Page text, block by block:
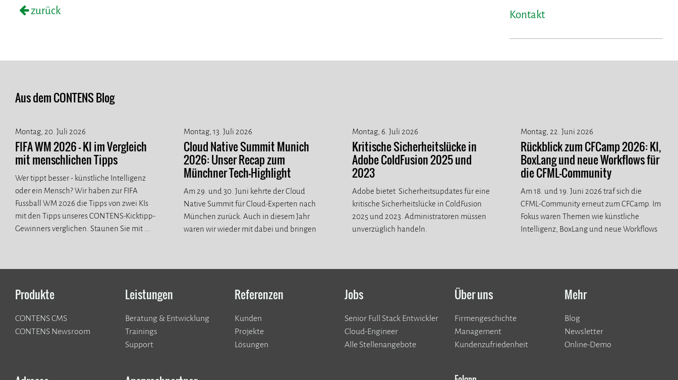
zurück
Kontakt
Aus dem CONTENS Blog
Montag, 20. Juli 2026
FIFA WM 2026 - KI im Vergleich
mit menschlichen Tipps
Wer tippt besser - künstliche Intelligenz
oder ein Mensch? Wir haben zur FIFA
Fussball WM 2026 die Tipps von zwei KIs
mit den Tipps unseres CONTENS-Kicktipp-
Gewinners verglichen. Staunen Sie mit ...
Montag, 13. Juli 2026
Cloud Native Summit Munich
2026: Unser Recap zum
Münchner Tech-Highlight
Am 29. und 30. Juni kehrte der Cloud
Native Summit für Cloud-Experten nach
München zurück. Auch in diesem Jahr
waren wir wieder mit dabei und bringen
Montag, 6. Juli 2026
Kritische Sicherheitslücke in
Adobe ColdFusion 2025 und
2023
Adobe bietet Sicherheitsupdates für eine
kritische Sicherheitslücke in ColdFusion
2025 und 2023. Administratoren müssen
unverzüglich handeln.
Montag, 22. Juni 2026
Rückblick zum CFCamp 2026: KI,
BoxLang und neue Workflows für
die CFML-Community
Am 18. und 19. Juni 2026 traf sich die
CFML-Community erneut zum CFCamp. Im
Fokus waren Themen wie künstliche
Intelligenz, BoxLang und neue Workflows
Produkte
CONTENS CMS
CONTENS Newsroom
Leistungen
Beratung & Entwicklung
Trainings
Support
Referenzen
Kunden
​​​​​​​Projekte
Lösungen
Jobs
Senior Full Stack Entwickler
Cloud-Engineer
Alle Stellenangebote
Über uns
Firmengeschichte
Management
Kundenzufriedenheit
Mehr
Blog
Newsletter
Online-Demo